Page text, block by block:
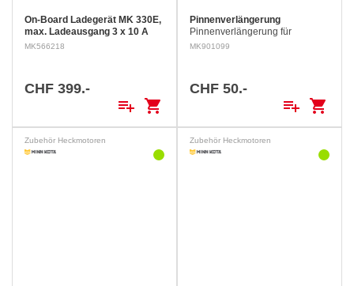
On-Board Ladegerät MK 330E,
max. Ladeausgang 3 x 10 A
Diese Ladegeräte können
Niveau von der Batterie
MK566218
CHF 399.-
playlist_add shopping_cart
Pinnenverlängerung
Pinnenverlängerung für
Aussbord-Motoren.
MK901099
CHF 50.-
playlist_add shopping_cart
Zubehör Heckmotoren Zubehör Heckmotoren